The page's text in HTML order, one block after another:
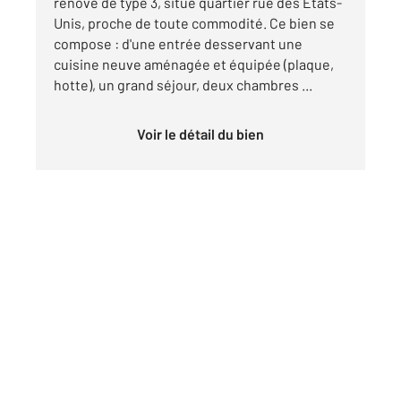
Unis, proche de toute commodité. Ce bien se
compose : d'une entrée desservant une
cuisine neuve aménagée et équipée (plaque,
hotte), un grand séjour, deux chambres ...
Voir le détail du bien